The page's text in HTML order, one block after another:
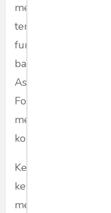
melibatkan para
tenaga
fungsionaris
bahasa Inggris di
Association for the
Foreign Language
mengatasi
komprehensif.
Keseriusan
kebijakannya yang
meningkatkan